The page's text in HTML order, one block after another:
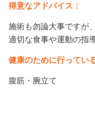
得意なアドバイス：
施術も勿論大事ですが
適切な食事や運動の指
健康のために行ってい
腹筋・腕立て